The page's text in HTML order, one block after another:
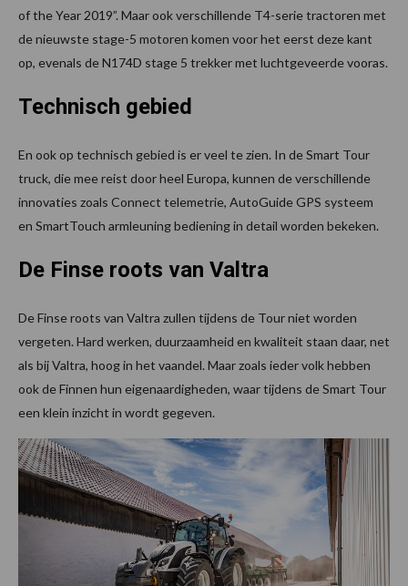
of the Year 2019”. Maar ook verschillende T4-serie tractoren met
de nieuwste stage-5 motoren komen voor het eerst deze kant
op, evenals de N174D stage 5 trekker met luchtgeveerde vooras.
Technisch gebied
En ook op technisch gebied is er veel te zien. In de Smart Tour
truck, die mee reist door heel Europa, kunnen de verschillende
innovaties zoals Connect telemetrie, AutoGuide GPS systeem
en SmartTouch armleuning bediening in detail worden bekeken.
De Finse roots van Valtra
De Finse roots van Valtra zullen tijdens de Tour niet worden
vergeten. Hard werken, duurzaamheid en kwaliteit staan daar, net
als bij Valtra, hoog in het vaandel. Maar zoals ieder volk hebben
ook de Finnen hun eigenaardigheden, waar tijdens de Smart Tour
een klein inzicht in wordt gegeven.